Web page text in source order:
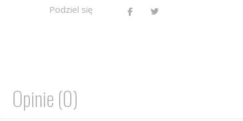
Podziel się
Opinie (0)